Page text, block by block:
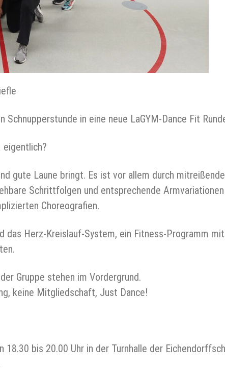
in eine neue LaGYM-Dance Fit
eigentlich?
gute Laune bringt. Es ist vor allem durch
Schrittfolgen und entsprechende
Choreografien.
das Herz-Kreislauf-System, ein Fitness-Programm
Gruppe stehen im Vordergrund.
keine Mitgliedschaft, Just Dance!
bis 20.00 Uhr in der Turnhalle der